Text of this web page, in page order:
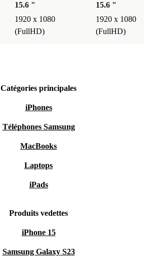
15.6 "
1920 x 1080
(FullHD)
15.6 "
1920 x 1080
(FullHD)
Catégories principales
iPhones
Téléphones Samsung
MacBooks
Laptops
iPads
Produits vedettes
iPhone 15
Samsung Galaxy S23